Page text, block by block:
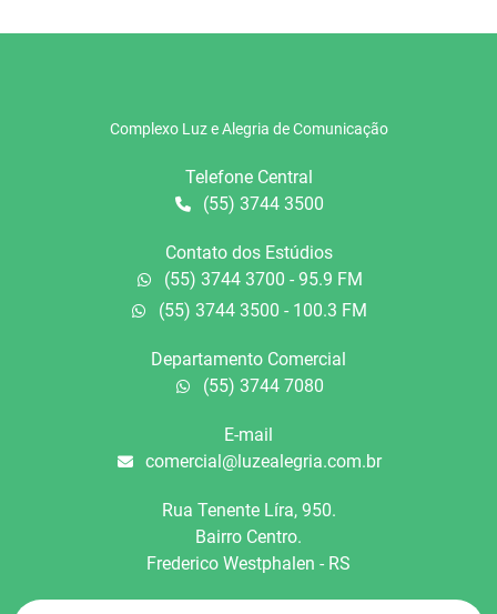
Complexo Luz e Alegria de Comunicação
Telefone Central
(55) 3744 3500
Contato dos Estúdios
(55) 3744 3700 - 95.9 FM
(55) 3744 3500 - 100.3 FM
Departamento Comercial
(55) 3744 7080
E-mail
comercial@luzealegria.com.br
Rua Tenente Líra, 950.
Bairro Centro.
Frederico Westphalen - RS